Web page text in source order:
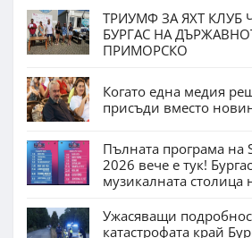
ТРИУМФ ЗА ЯХТ КЛУБ
БУРГАС НА
ПРИМОРСКО
Когато една медия
присъди вместо
Пълната програма на
2026 вече е тук!
музикалната столица
Ужасяващи
катастрофата край